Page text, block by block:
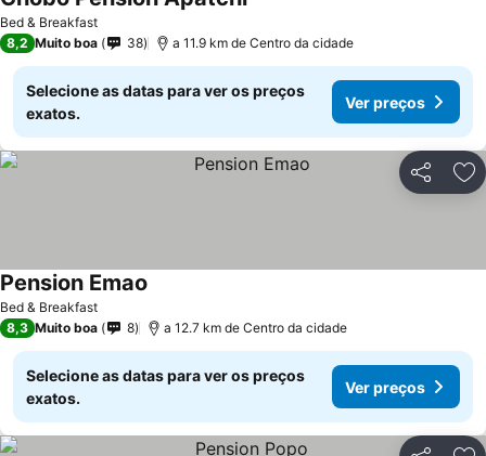
Bed & Breakfast
8,2 Muito boa 38 a 11.9 km de Centro da cidade
Selecione as datas para ver os preços
exatos.
Ver preços
Partilhar
Bed & Breakfast
Pension Emao
8,3 Muito boa 8 a 12.7 km de Centro da cidade
Selecione as datas para ver os preços
exatos.
Ver preços